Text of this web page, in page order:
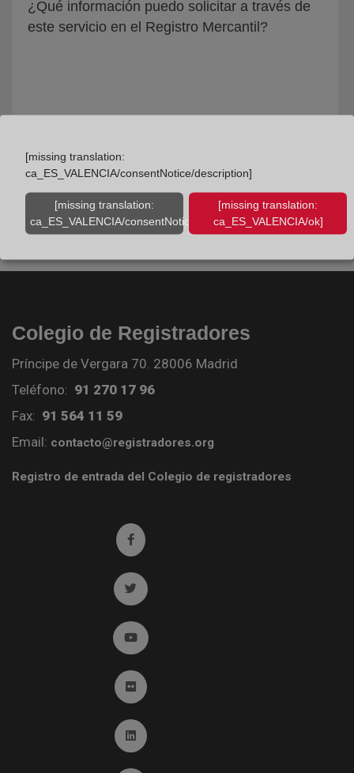
¿Qué información puedo solicitar a través de
este servicio en el Registro Mercantil?
Colegio de Registradores
Príncipe de Vergara 70. 28006 Madrid
Teléfono: 91 270 17 96
Fax: 91 564 11 59
Email: contacto@registradores.org
Registro de entrada del Colegio de registradores
Ir a facebook (abre en ventana nueva)
Ir a twitter (abre en ventana nueva)
Ir a YouTube (abre en ventana nueva)
Ir a Flickr (abre en ventana nueva)
Ir a Linkedin (abre en ventana nueva)
[missing translation:
ca_ES_VALENCIA/consentNotice/description]
[missing translation:
ca_ES_VALENCIA/consentNotice/learnMore]
[missing translation:
ca_ES_VALENCIA/ok]